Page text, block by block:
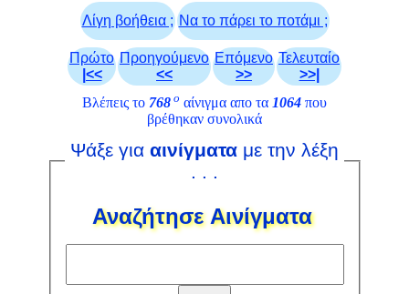
Λίγη βοήθεια ; Να το πάρει το ποτάμι ;
Πρώτο
|<<
Προηγούμενο
<<
Επόμενο
>>
Τελευταίο
>>|
Βλέπεις το 768 ο αίνιγμα απο τα 1064 που
βρέθηκαν συνολικά
Ψάξε για αινίγματα με την λέξη
. . .
Αναζήτησε Αινίγματα